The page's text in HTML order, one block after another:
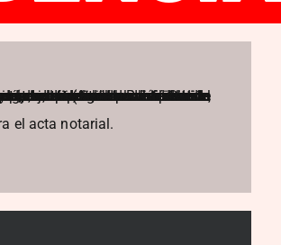
el acta notarial.